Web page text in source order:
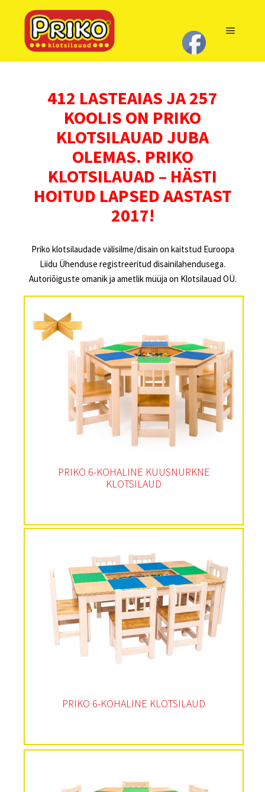
412 LASTEAIAS JA 257
KOOLIS ON PRIKO
KLOTSILAUAD JUBA
OLEMAS. PRIKO
KLOTSILAUAD – HÄSTI
HOITUD LAPSED AASTAST
2017!
Priko klotsilaudade välisilme/disain on kaitstud Euroopa
Liidu Ühenduse registreeritud disainilahendusega.
Autoriõiguste omanik ja ametlik müüja on Klotsilauad OÜ.
PRIKO 6-KOHALINE KUUSNURKNE
KLOTSILAUD
PRIKO 6-KOHALINE KLOTSILAUD